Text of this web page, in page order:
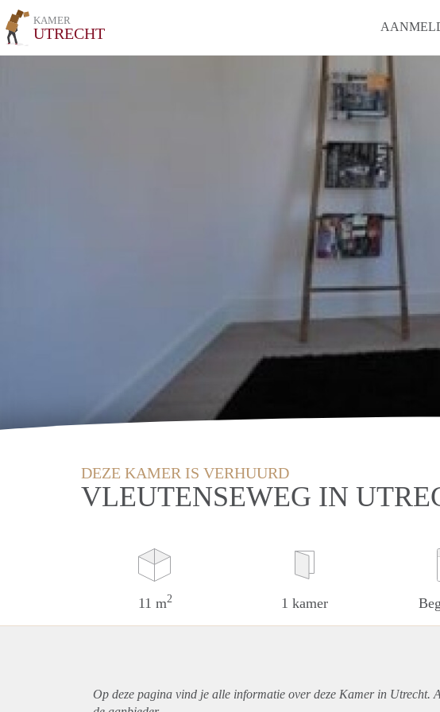
KAMER
UTRECHT
DEZE KAMER IS VERHUURD
VLEUTENSEWEG IN
11 m2 1 kamer
Op deze pagina vind je alle informatie over deze Kamer in Utrecht.